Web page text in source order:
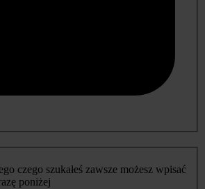
czego szukałeś zawsze możesz wpisać
poniżej